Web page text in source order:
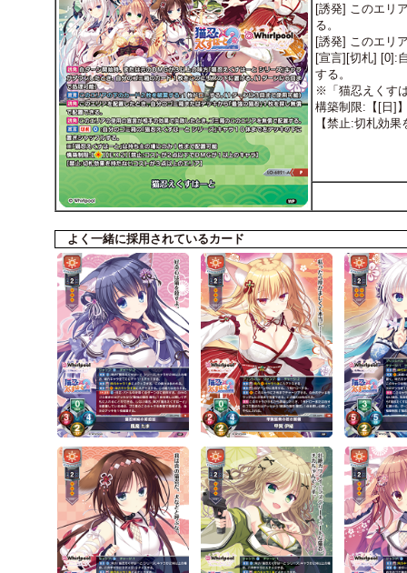
[誘発] このエリ
る。
[誘発] このエリ
[宣言][切札] [0]:
する。
※「猫忍えくす
構築制限:【[日]
【禁止:切札効
よく一緒に採用されているカード